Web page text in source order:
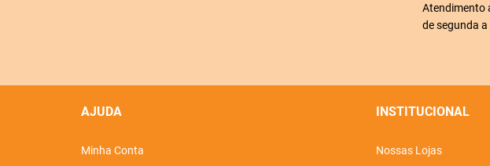
Atendimento
de segunda
AJUDA
Minha Conta
INSTITUCIONAL
Nossas Lojas